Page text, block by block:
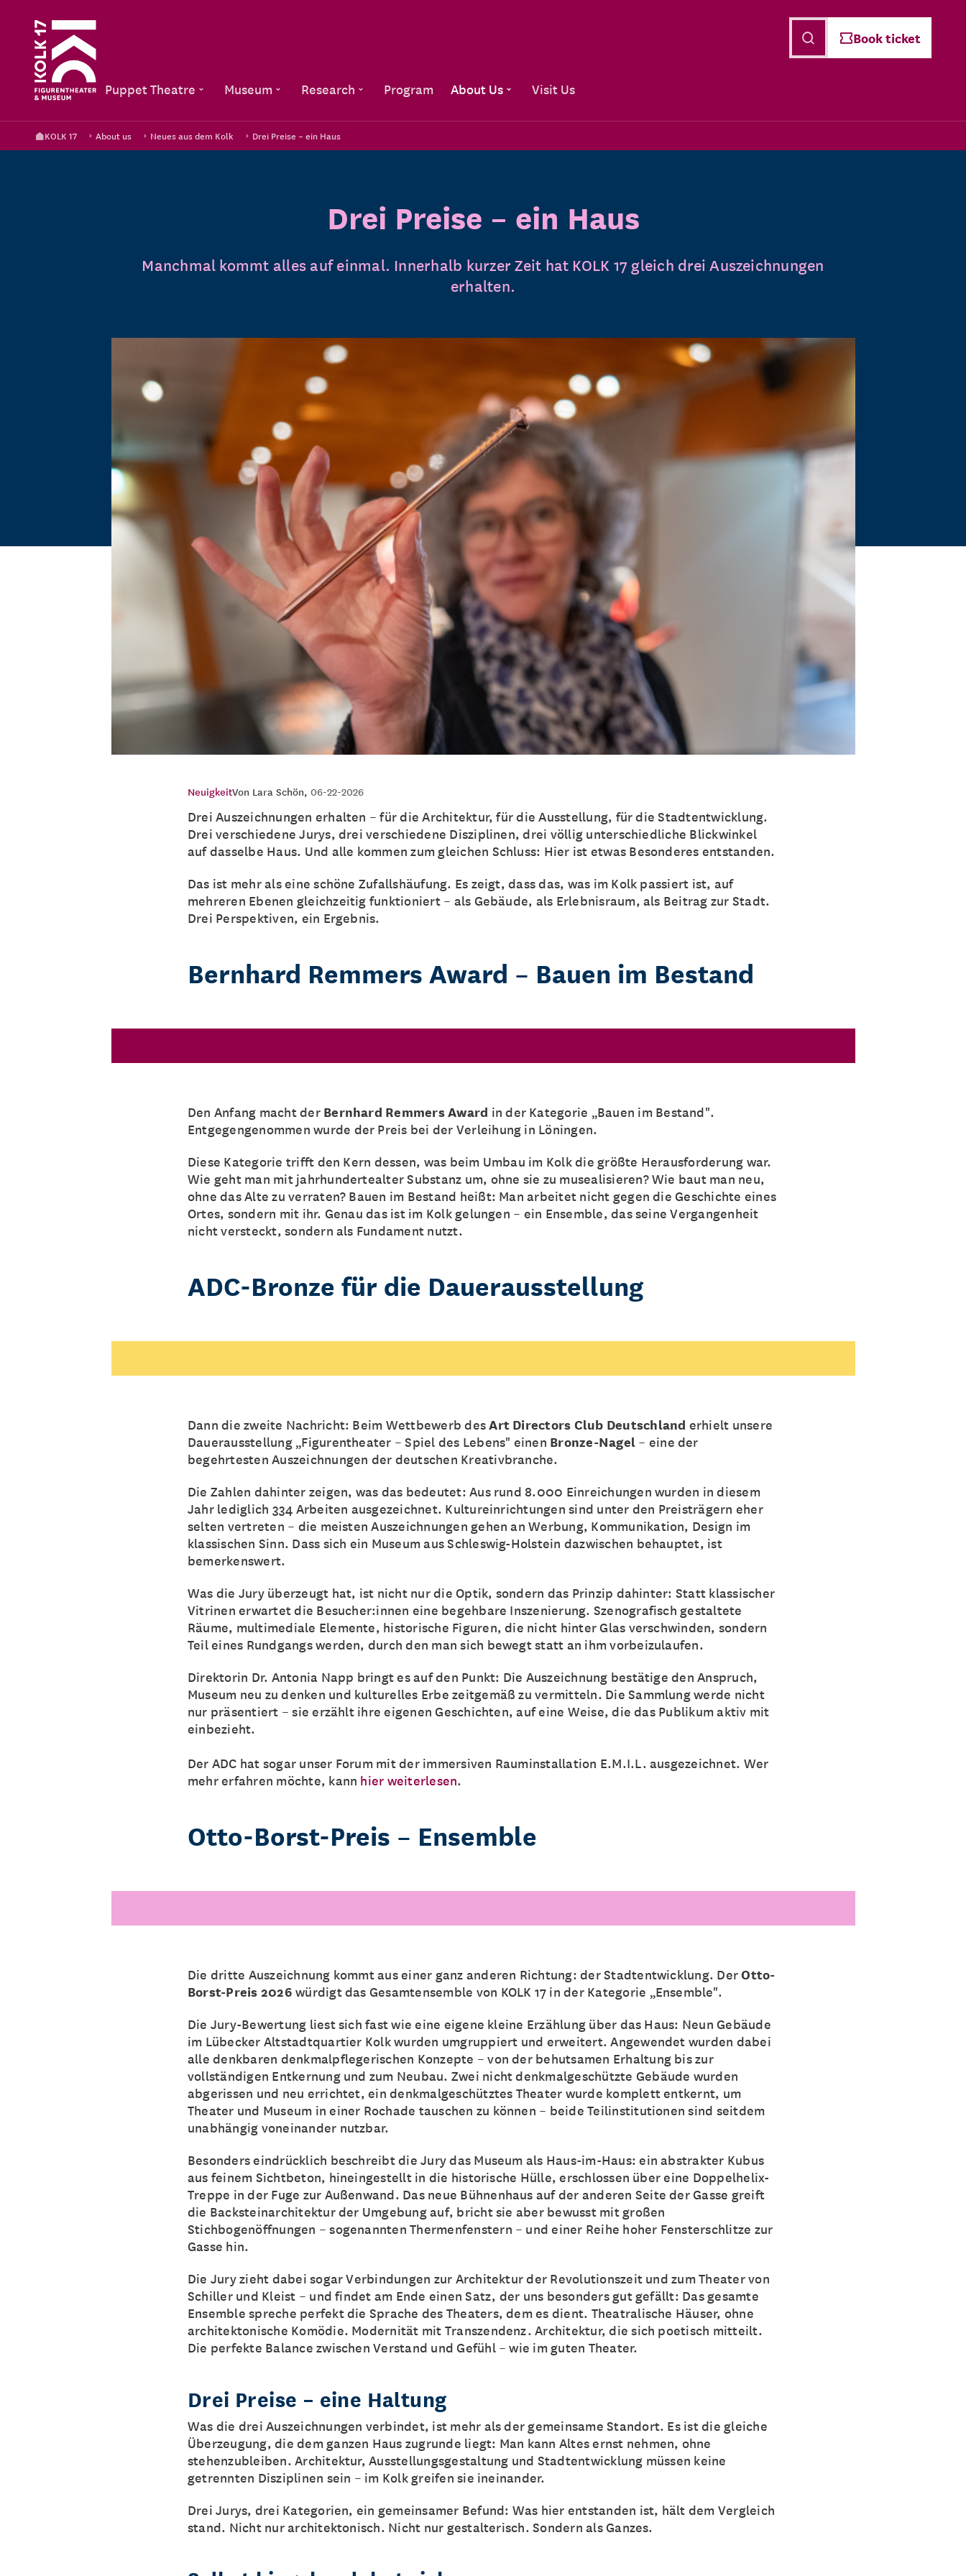
Puppet Theatre Museum Research Program About Us Visit Us
English
Book ticket
KOLK 17 About us Neues aus dem Kolk Drei Preise – ein Haus
Drei Preise – ein Haus
Manchmal kommt alles auf einmal. Innerhalb kurzer Zeit hat KOLK 17 gleich drei Auszeichnungen
erhalten.
NeuigkeitVon Lara Schön, 06-22-2026
Drei Auszeichnungen erhalten – für die Architektur, für die Ausstellung, für die Stadtentwicklung.
Drei verschiedene Jurys, drei verschiedene Disziplinen, drei völlig unterschiedliche Blickwinkel
auf dasselbe Haus. Und alle kommen zum gleichen Schluss: Hier ist etwas Besonderes entstanden.
Das ist mehr als eine schöne Zufallshäufung. Es zeigt, dass das, was im Kolk passiert ist, auf
mehreren Ebenen gleichzeitig funktioniert – als Gebäude, als Erlebnisraum, als Beitrag zur Stadt.
Drei Perspektiven, ein Ergebnis.
Bernhard Remmers Award – Bauen im Bestand
Den Anfang macht derBernhard Remmers Award in der Kategorie „Bauen im Bestand".
Entgegengenommen wurde der Preis bei der Verleihung in Löningen.
Diese Kategorie trifft den Kern dessen, was beim Umbau im Kolk die größte Herausforderung war.
Wie geht man mit jahrhundertealter Substanz um, ohne sie zu musealisieren? Wie baut man neu,
ohne das Alte zu verraten? Bauen im Bestand heißt: Man arbeitet nicht gegen die Geschichte eines
Ortes, sondern mit ihr. Genau das ist im Kolk gelungen – ein Ensemble, das seine Vergangenheit
nicht versteckt, sondern als Fundament nutzt.
ADC-Bronze für die Dauerausstellung
Dann die zweite Nachricht: Beim Wettbewerb desArt Directors Club Deutschland erhielt unsere
Dauerausstellung „Figurentheater – Spiel des Lebens" einen Bronze-Nagel– eine der
begehrtesten Auszeichnungen der deutschen Kreativbranche.
Die Zahlen dahinter zeigen, was das bedeutet: Aus rund 8.000 Einreichungen wurden in diesem
Jahr lediglich 334 Arbeiten ausgezeichnet. Kultureinrichtungen sind unter den Preisträgern eher
selten vertreten – die meisten Auszeichnungen gehen an Werbung, Kommunikation, Design im
klassischen Sinn. Dass sich ein Museum aus Schleswig-Holstein dazwischen behauptet, ist
bemerkenswert.
Was die Jury überzeugt hat, ist nicht nur die Optik, sondern das Prinzip dahinter: Statt klassischer
Vitrinen erwartet die Besucher:innen eine begehbare Inszenierung. Szenografisch gestaltete
Räume, multimediale Elemente, historische Figuren, die nicht hinter Glas verschwinden, sondern
Teil eines Rundgangs werden, durch den man sich bewegt statt an ihm vorbeizulaufen.
Direktorin Dr. Antonia Napp bringt es auf den Punkt: Die Auszeichnung bestätige den Anspruch,
Museum neu zu denken und kulturelles Erbe zeitgemäß zu vermitteln. Die Sammlung werde nicht
nur präsentiert – sie erzählt ihre eigenen Geschichten, auf eine Weise, die das Publikum aktiv mit
einbezieht.
Der ADC hat sogar unser Forum mit der immersiven Rauminstallation E.M.I.L. ausgezeichnet. Wer
mehr erfahren möchte, kann hier weiterlesen.
Otto-Borst-Preis – Ensemble
Die dritte Auszeichnung kommt aus einer ganz anderen Richtung: der Stadtentwicklung. DerOtto-
Borst-Preis 2026würdigt das Gesamtensemble von KOLK 17 in der Kategorie „Ensemble".
Die Jury-Bewertung liest sich fast wie eine eigene kleine Erzählung über das Haus: Neun Gebäude
im Lübecker Altstadtquartier Kolk wurden umgruppiert und erweitert. Angewendet wurden dabei
alle denkbaren denkmalpflegerischen Konzepte – von der behutsamen Erhaltung bis zur
vollständigen Entkernung und zum Neubau. Zwei nicht denkmalgeschützte Gebäude wurden
abgerissen und neu errichtet, ein denkmalgeschütztes Theater wurde komplett entkernt, um
Theater und Museum in einer Rochade tauschen zu können – beide Teilinstitutionen sind seitdem
unabhängig voneinander nutzbar.
Besonders eindrücklich beschreibt die Jury das Museum als Haus-im-Haus: ein abstrakter Kubus
aus feinem Sichtbeton, hineingestellt in die historische Hülle, erschlossen über eine Doppelhelix-
Treppe in der Fuge zur Außenwand. Das neue Bühnenhaus auf der anderen Seite der Gasse greift
die Backsteinarchitektur der Umgebung auf, bricht sie aber bewusst mit großen
Stichbogenöffnungen – sogenannten Thermenfenstern – und einer Reihe hoher Fensterschlitze zur
Gasse hin.
Die Jury zieht dabei sogar Verbindungen zur Architektur der Revolutionszeit und zum Theater von
Schiller und Kleist – und findet am Ende einen Satz, der uns besonders gut gefällt: Das gesamte
Ensemble spreche perfekt die Sprache des Theaters, dem es dient. Theatralische Häuser, ohne
architektonische Komödie. Modernität mit Transzendenz. Architektur, die sich poetisch mitteilt.
Die perfekte Balance zwischen Verstand und Gefühl – wie im guten Theater.
Drei Preise – eine Haltung
Was die drei Auszeichnungen verbindet, ist mehr als der gemeinsame Standort. Es ist die gleiche
Überzeugung, die dem ganzen Haus zugrunde liegt: Man kann Altes ernst nehmen, ohne
stehenzubleiben. Architektur, Ausstellungsgestaltung und Stadtentwicklung müssen keine
getrennten Disziplinen sein – im Kolk greifen sie ineinander.
Drei Jurys, drei Kategorien, ein gemeinsamer Befund: Was hier entstanden ist, hält dem Vergleich
stand. Nicht nur architektonisch. Nicht nur gestalterisch. Sondern als Ganzes.